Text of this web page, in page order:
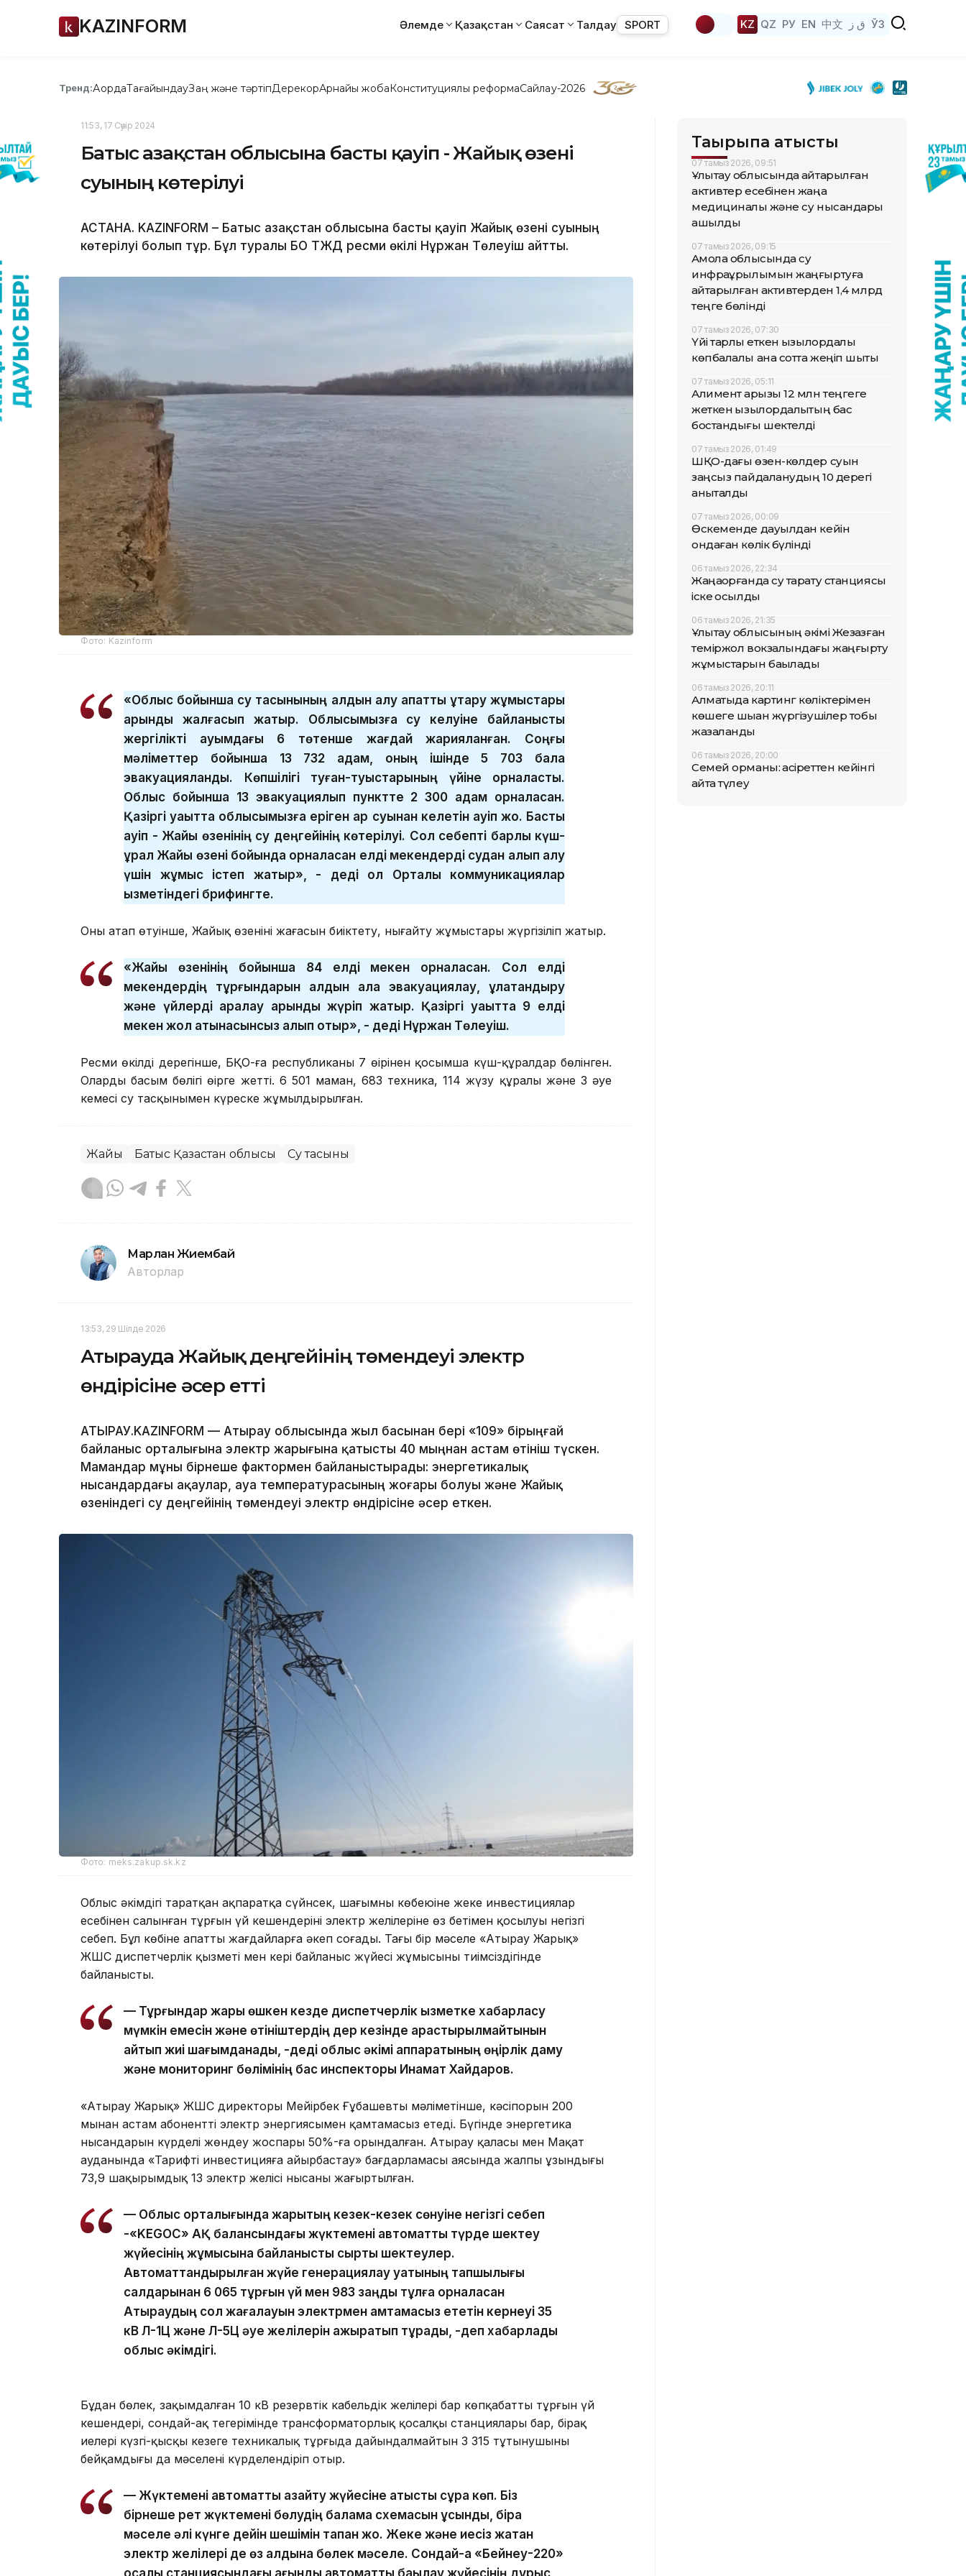
KAZINFORM Әлемде Қазақстан Саясат Талдау SPORT KZ QZ РУ EN 中文 ق ز ЎЗ
Тренд:АқордаТағайындауЗаң және тәртіпДерекқорАрнайы жобаКонституциялық реформаСайлау-2026
11:53, 17 Сәуір 2024
Батыс Қазақстан облысына басты қауіп - Жайық өзені
суының көтерілуі
АСТАНА. KAZINFORM – Батыс Қазақстан облысына басты қауіп Жайық өзені суының
көтерілуі болып тұр. Бұл туралы БҚО ТЖД ресми өкілі Нұржан Төлеуіш айтты.
Фото: Kazinform
«Облыс бойынша су тасқынының алдын алу апаттық құтқару жұмыстары
қарқынды жалғасып жатыр. Облысымызға су келуіне байланысты
жергілікті ауқымдағы 6 төтенше жағдай жарияланған. Соңғы
мәліметтер бойынша 13 732 адам, оның ішінде 5 703 бала
эвакуацияланды. Көпшілігі туған-туыстарының үйіне орналасты.
Облыс бойынша 13 эвакуациялып пунктте 2 300 адам орналасқан.
Қазіргі уақытта облысымызға еріген қар суынан келетін қауіп жоқ. Басты
қауіп - Жайық өзенінің су деңгейінің көтерілуі. Сол себепті барлық күш-
құрал Жайық өзені бойында орналасқан елді мекендерді судан алып қалу
үшін жұмыс істеп жатыр», - деді ол Орталық коммуникациялар
қызметіндегі брифингте.
Оның атап өтуінше, Жайық өзенінің жағасын биіктету, нығайту жұмыстары жүргізіліп жатыр.
«Жайық өзенінің бойынша 84 елді мекен орналасқан. Сол елді
мекендердің тұрғындарын алдын ала эвакуациялау, құлақтандыру
және үйлерді аралау қарқынды жүріп жатыр. Қазіргі уақытта 9 елді
мекен жол қатынасынсыз қалып отыр», - деді Нұржан Төлеуіш.
Ресми өкілдің дерегінше, БҚО-ға республиканың 7 өңірінен қосымша күш-құралдар бөлінген.
Олардың басым бөлігі өңірге жетті. 6 501 маман, 683 техника, 114 жүзу құралы және 3 әуе
кемесі су тасқынымен күреске жұмылдырылған.
Жайық Батыс Қазақстан облысы Су тасқыны
Марлан Жиембай
Авторлар
13:53, 29 Шілде 2026
Атырауда Жайық деңгейінің төмендеуі электр
өндірісіне әсер етті
АТЫРАУ.KAZINFORM — Атырау облысында жыл басынан бері «109» бірыңғай
байланыс орталығына электр жарығына қатысты 40 мыңнан астам өтініш түскен.
Мамандар мұны бірнеше фактормен байланыстырады: энергетикалық
нысандардағы ақаулар, ауа температурасының жоғары болуы және Жайық
өзеніндегі су деңгейінің төмендеуі электр өндірісіне әсер еткен.
Фото: meks.zakup.sk.kz
Облыс әкімдігі таратқан ақпаратқа сүйнсек, шағымның көбеюіне жеке инвестициялар
есебінен салынған тұрғын үй кешендерінің электр желілеріне өз бетімен қосылуы негізгі
себеп. Бұл көбіне апатты жағдайларға әкеп соғады. Тағы бір мәселе «Атырау Жарық»
ЖШС диспетчерлік қызметі мен кері байланыс жүйесі жұмысының тиімсіздігінде
байланысты.
— Тұрғындар жарық өшкен кезде диспетчерлік қызметке хабарласу
мүмкін емесін және өтініштердің дер кезінде қарастырылмайтынын
айтып жиі шағымданады, -деді облыс әкімі аппаратының өңірлік даму
және мониторинг бөлімінің бас инспекторы Инамат Хайдаров.
«Атырау Жарық» ЖШС директоры Мейірбек Ғұбашевтың мәліметінше, кәсіпорын 200
мыңнан астам абонентті электр энергиясымен қамтамасыз етеді. Бүгінде энергетика
нысандарын күрделі жөндеу жоспары 50%-ға орындалған. Атырау қаласы мен Мақат
ауданында «Тарифті инвестицияға айырбастау» бағдарламасы аясында жалпы ұзындығы
73,9 шақырымдық 13 электр желісі нысаны жаңғыртылған.
— Облыс орталығында жарықтың кезек-кезек сөнуіне негізгі себеп
-«KEGOC» АҚ балансындағы жүктемені автоматты түрде шектеу
жүйесінің жұмысына байланысты сыртқы шектеулер.
Автоматтандырылған жүйе генерациялау қуатының тапшылығы
салдарынан 6 065 тұрғын үй мен 983 заңды тұлға орналасқан
Атыраудың сол жағалауын электрмен қамтамасыз ететін кернеуі 35
кВ Л-1Ц және Л-5Ц әуе желілерін ажыратып тұрады, -деп хабарлады
облыс әкімдігі.
Бұдан бөлек, зақымдалған 10 кВ резервтік кабельдік желілері бар көпқабатты тұрғын үй
кешендері, сондай-ақ теңгерімінде трансформаторлық қосалқы станциялары бар, бірақ
иелері күзгі-қысқы кезеңге техникалық тұрғыда дайындалмайтын 3 315 тұтынушының
бейқамдығы да мәселені күрделендіріп отыр.
— Жүктемені автоматты азайту жүйесіне қатысты сұрақ көп. Біз
бірнеше рет жүктемені бөлудің балама схемасын ұсындық, бірақ
мәселе әлі күнге дейін шешімін тапқан жоқ. Жеке және иесіз жатқан
электр желілері де өз алдына бөлек мәселе. Сондай-ақ «Бейнеу-220»
қосалқы станциясындағы ағынды автоматты бақылау жүйесінің дұрыс
Тақырыпқа қатысты
07 тамыз 2026, 09:51
Ұлытау облысында қайтарылған
активтер есебінен жаңа
медициналық және су нысандары
ашылды
07 тамыз 2026, 09:15
Ақмола облысында су
инфрақұрылымын жаңғыртуға
қайтарылған активтерден 1,4 млрд
теңге бөлінді
07 тамыз 2026, 07:30
Үйі тарлық еткен қызылордалық
көпбалалы ана сотта жеңіп шықты
07 тамыз 2026, 05:11
Алимент қарызы 12 млн теңгеге
жеткен қызылордалықтың бас
бостандығы шектелді
07 тамыз 2026, 01:49
ШҚО-дағы өзен-көлдер суын
заңсыз пайдаланудың 10 дерегі
анықталды
07 тамыз 2026, 00:09
Өскеменде дауылдан кейін
ондаған көлік бүлінді
06 тамыз 2026, 22:34
Жаңақорғанда су тарату станциясы
іске қосылды
06 тамыз 2026, 21:35
Ұлытау облысының әкімі Жезқазған
теміржол вокзалындағы жаңғырту
жұмыстарын бақылады
06 тамыз 2026, 20:11
Алматыда картинг көліктерімен
көшеге шыққан жүргізушілер тобы
жазаланды
06 тамыз 2026, 20:00
Семей орманы: қасіреттен кейінгі
қайта түлеу